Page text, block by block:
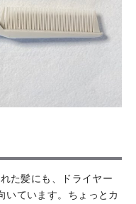
た髪にも、ドライヤー
いています。ちょっとカ